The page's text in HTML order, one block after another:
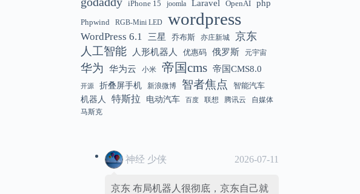
12:01
美国解除 Anthropic Fable / Mythos 模型
出口限制
iPhone 15 joomla Laravel OpenAI php
Phpwind RGB-Mini LED wordpress
WordPress 6.1 三星 乔布斯 亦庄新城 京东
人工智能 人形机器人 优惠码 俄罗斯 元宇宙
华为 华为云 小米 帝国cms 帝国CMS8.0
开源 折叠屏手机 新浪微博 智者焦点
智能汽车
机器人
特斯拉 电动汽车 百度 联想 腾讯云
自媒体
马斯克
神经 少侠 2026-07-11
京东 布局机器人很彻底，京东自己就